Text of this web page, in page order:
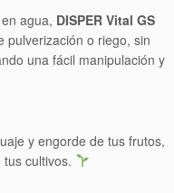
agua, DISPER Vital GS
pulverización o riego, sin
una fácil manipulación y
y engorde de tus frutos,
cultivos.